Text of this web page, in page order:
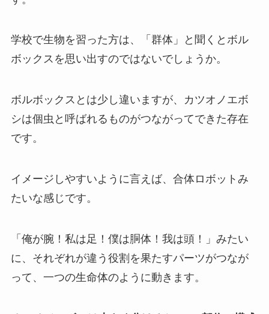
学校で生物を習った方は、「群体」と聞くとボル
ボックスを思い出すのではないでしょうか。
ボルボックスとは少し違いますが、カツオノエボ
シは個虫 と呼ばれるものがつながってできた存在
です。
イメージしやすいように言えば、合体ロボットみ
たいな感じです。
「俺が腕！私は足！僕は胴体！我は頭！」みたい
に、それぞれが違う役割を果たすパーツがつなが
って、一つの生命体のように動きます。